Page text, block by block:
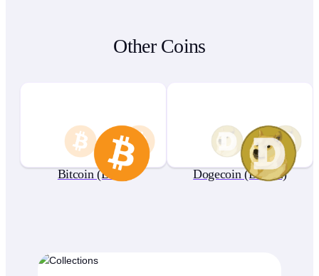
Other Coins
Bitcoin (BTC) Dogecoin (DOGE)